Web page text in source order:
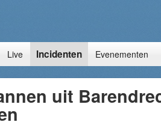
Live Incidenten Evenementen
uit